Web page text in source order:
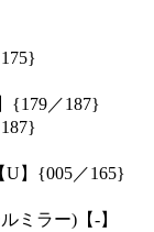
{179／187}
U】{005／165}
ミラー)【-】